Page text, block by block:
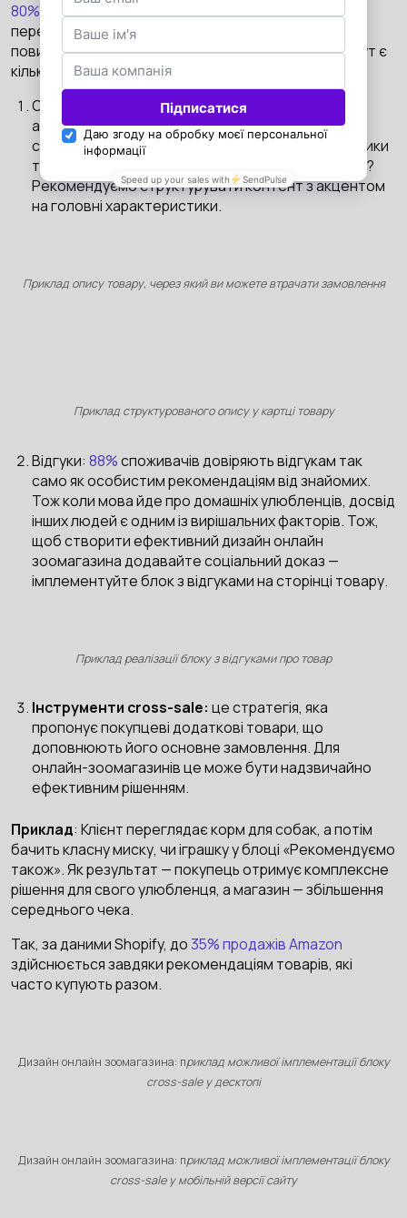
80% покупців проводять своє онлайн-дослідження
перед тим, як придбати товар, тому опис товарів
повинен бути детальним і зручним для вивчення. Тут є
кілька лайфхаків:
Опис товару: люди не люблять лонгріди, вони
автоматично викликають бажання закрити
сторінку. Однак як представити усі характеристики
товару і при цьому не перевантажити інтерфейс?
Рекомендуємо структурувати контент з акцентом
на головні характеристики.
Приклад опису товару, через який ви можете втрачати замовлення
Приклад структурованого опису у картці товару
Відгуки:88%споживачів довіряють відгукам так
само як особистим рекомендаціям від знайомих.
Тож коли мова йде про домашніх улюбленців, досвід
інших людей є одним із вирішальних факторів. Тож,
щоб створити ефективний дизайн онлайн
зоомагазина додавайте соціальний доказ —
імплементуйте блок з відгуками на сторінці товару.
Приклад реалізації блоку з відгуками про товар
Інструменти cross-sale:це стратегія, яка
пропонує покупцеві додаткові товари, що
доповнюють його основне замовлення. Для
онлайн-зоомагазинів це може бути надзвичайно
ефективним рішенням.
Приклад: Клієнт переглядає корм для собак, а потім
бачить класну миску, чи іграшку у блоці «Рекомендуємо
також». Як результат — покупець отримує комплексне
рішення для свого улюбленця, а магазин — збільшення
середнього чека.
Так, за даними Shopify, до35% продажів Amazon
здійснюється завдяки рекомендаціям товарів, які
часто купують разом.
Дизайн онлайн зоомагазина: приклад можливої імплементації блоку
cross-sale у десктопі
Дизайн онлайн зоомагазина: приклад можливої імплементації блоку
cross-sale у мобільній версії сайту